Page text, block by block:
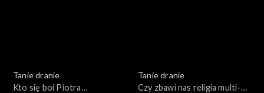
Tanie dranie
Kto się boi Piotra
Tanie dranie
Czy zbawi nas religia multi-